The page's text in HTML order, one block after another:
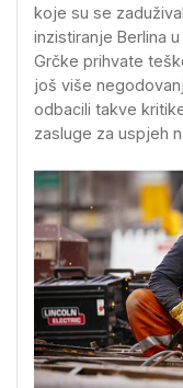
koje su se
inzistiranje Berlina
Grčke prihvate
još više
odbacili takve
zasluge za uspjeh